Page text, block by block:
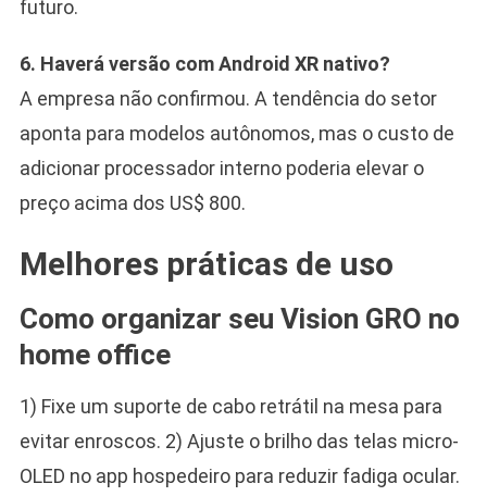
futuro.
6. Haverá versão com Android XR nativo?
A empresa não confirmou. A tendência do setor
aponta para modelos autônomos, mas o custo de
adicionar processador interno poderia elevar o
preço acima dos US$ 800.
Melhores práticas de uso
Como organizar seu Vision GRO no
home office
1) Fixe um suporte de cabo retrátil na mesa para
evitar enroscos. 2) Ajuste o brilho das telas micro-
OLED no app hospedeiro para reduzir fadiga ocular.